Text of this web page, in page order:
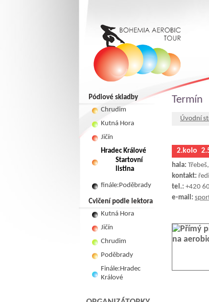
Pódiové skladby
Chrudim
Kutná Hora
Jičín
Hradec Králové
Startovní
listina
finále:Poděbrady
Cvičení podle lektora
Kutná Hora
Jičín
Chrudim
Poděbrady
Finále:Hradec
Králové
Termín
Úvodní
2.kolo
hala:
kontakt:
tel.: +420
e-mail: